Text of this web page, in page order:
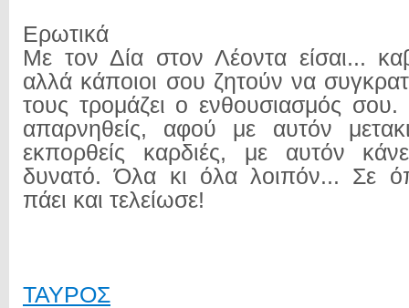
Ερωτικά
Με τον Δία στον Λέοντα είσαι...
αλλά κάποιοι σου ζητούν να
τους τρομάζει ο ενθουσιασμός
απαρνηθείς, αφού με αυτόν
εκπορθείς καρδιές, με αυτόν
δυνατό. Όλα κι όλα λοιπόν... Σε
πάει και τελείωσε!
ΤΑΥΡΟΣ